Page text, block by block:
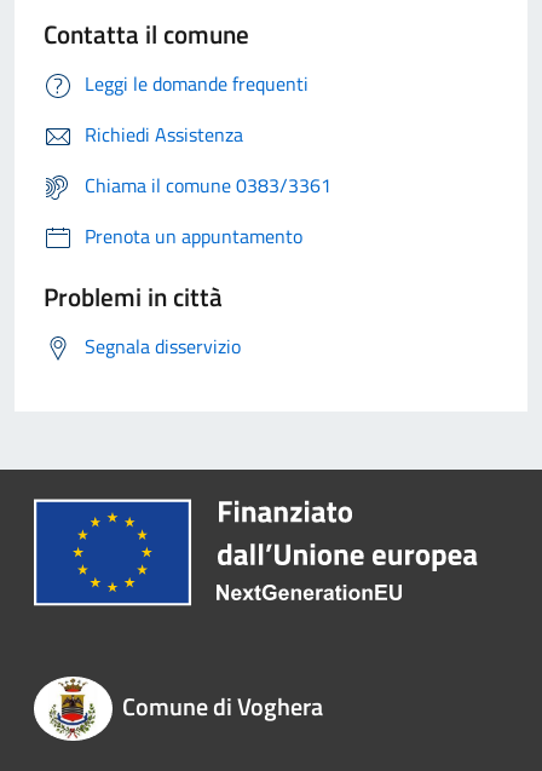
Contatta il comune
Leggi le domande frequenti
Richiedi Assistenza
Chiama il comune 0383/3361
Prenota un appuntamento
Problemi in città
Segnala disservizio
Comune di Voghera